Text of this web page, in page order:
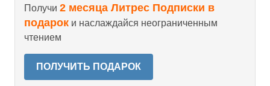
Получи 2 месяца Литрес Подписки в
подарок и наслаждайся неограниченным
чтением
ПОЛУЧИТЬ ПОДАРОК